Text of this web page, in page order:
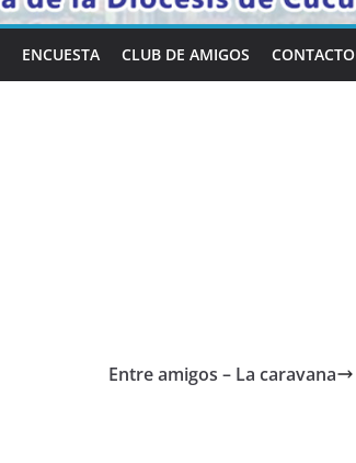
ENCUESTA CLUB DE AMIGOS CONTACTO
Entre amigos – La caravana